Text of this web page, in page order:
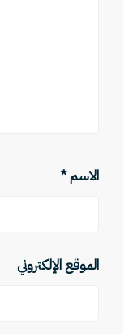
الاسم*
الموقع الإلكتروني